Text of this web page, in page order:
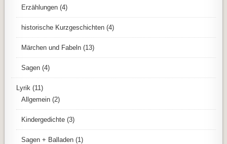
Erzählungen (4)
historische Kurzgeschichten (4)
Märchen und Fabeln (13)
Sagen (4)
Lyrik (11)
Allgemein (2)
Kindergedichte (3)
Sagen + Balladen (1)